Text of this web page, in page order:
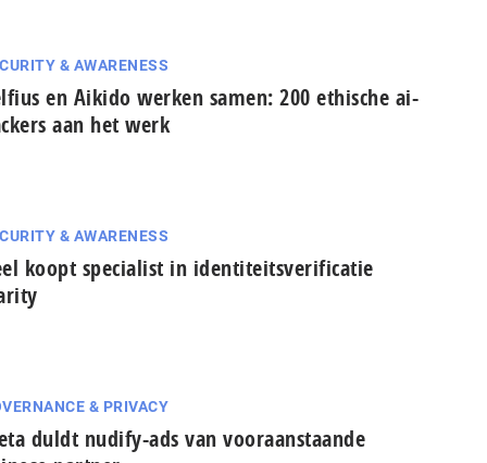
& AWARENESS
en Aikido werken samen: 200 ethische ai-
aan het werk
& AWARENESS
koopt specialist in identiteitsverificatie
& PRIVACY
duldt nudify-ads van vooraanstaande